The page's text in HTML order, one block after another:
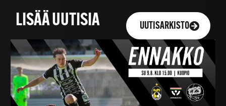
LISÄÄ UUTISIA UUTISARKISTO